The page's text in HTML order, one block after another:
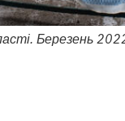
Березень